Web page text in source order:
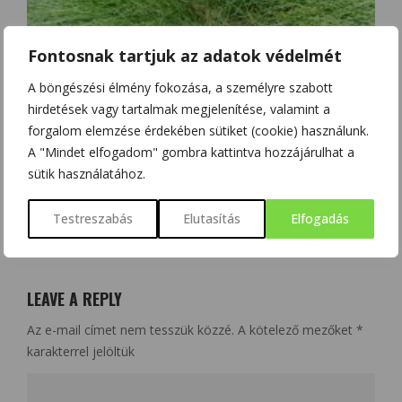
Fontosnak tartjuk az adatok védelmét
A böngészési élmény fokozása, a személyre szabott
hirdetések vagy tartalmak megjelenítése, valamint a
forgalom elemzése érdekében sütiket (cookie) használunk.
A "Mindet elfogadom" gombra kattintva hozzájárulhat a
sütik használatához.
Testreszabás Elutasítás Elfogadás
A LEGSZÁRAZSÁGTŰRŐBB FŰFAJAINK SEM BÍRJÁK MÁR AZ
ASZÁLYT
NO COMMENT
LEAVE A REPLY
Az e-mail címet nem tesszük közzé. A kötelező mezőket *
karakterrel jelöltük